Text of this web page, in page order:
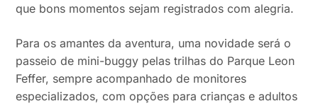
que bons momentos sejam registrados com alegria.
Para os amantes da aventura, uma novidade será o
passeio de mini-buggy pelas trilhas do Parque Leon
Feffer, sempre acompanhado de monitores
especializados, com opções para crianças e adultos